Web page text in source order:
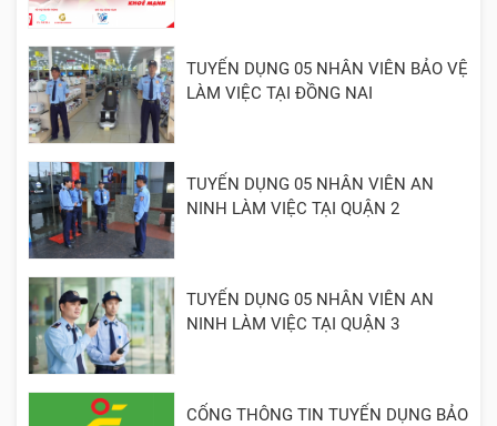
TUYỂN DỤNG 05 NHÂN VIÊN BẢO VỆ
LÀM VIỆC TẠI ĐỒNG NAI
TUYỂN DỤNG 05 NHÂN VIÊN AN
NINH LÀM VIỆC TẠI QUẬN 2
TUYỂN DỤNG 05 NHÂN VIÊN AN
NINH LÀM VIỆC TẠI QUẬN 3
CỔNG THÔNG TIN TUYỂN DỤNG BẢO